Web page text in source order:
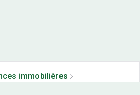
immobilières